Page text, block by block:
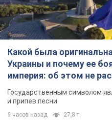
Какой была
Украины и почему ее
империя: об этом не
Государственным символом
и припев песни
6 часов назад 27,8 т.